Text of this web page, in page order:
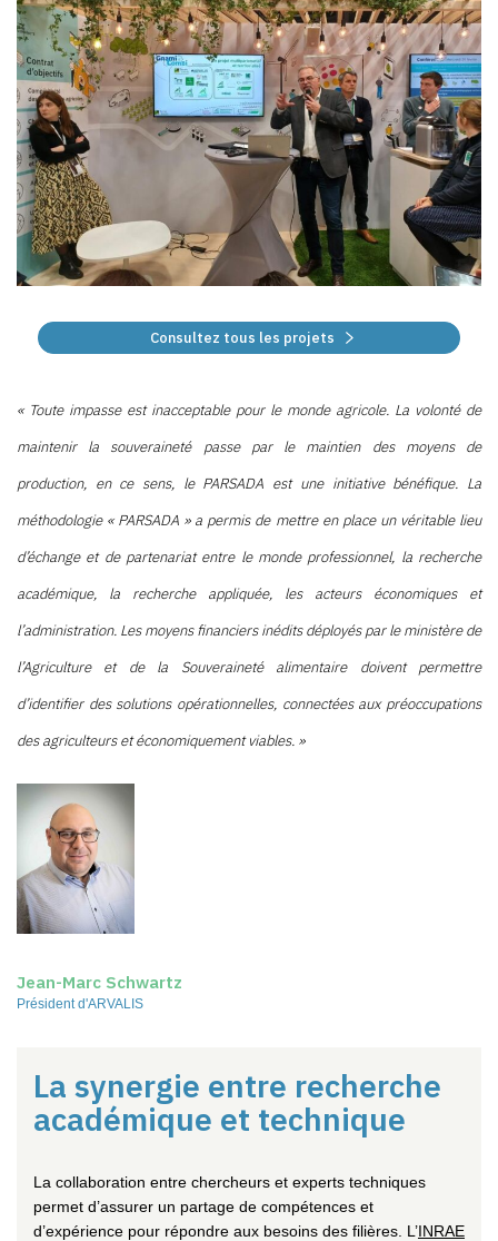
Consultez tous les projets
« Toute impasse est inacceptable pour le monde agricole. La volonté de
maintenir la souveraineté passe par le maintien des moyens de
production, en ce sens, le PARSADA est une initiative bénéfique. La
méthodologie « PARSADA » a permis de mettre en place un véritable lieu
d’échange et de partenariat entre le monde professionnel, la recherche
académique, la recherche appliquée, les acteurs économiques et
l’administration. Les moyens financiers inédits déployés par le ministère de
l’Agriculture et de la Souveraineté alimentaire doivent permettre
d’identifier des solutions opérationnelles, connectées aux préoccupations
des agriculteurs et économiquement viables. »
Jean-Marc Schwartz
Président d'ARVALIS
La synergie entre recherche
académique et technique
La collaboration entre chercheurs et experts techniques
permet d’assurer un partage de compétences et
d’expérience pour répondre aux besoins des filières. L’INRAE